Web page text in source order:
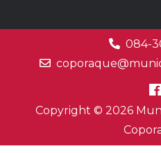
084-
Copyright © 2026